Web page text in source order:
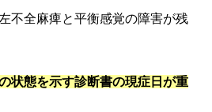
不全麻痺と平衡感覚の障害が残
状態を示す診断書の現症日が重